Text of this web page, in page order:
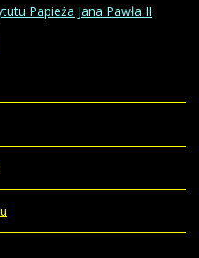
Papieża Jana Pawła II